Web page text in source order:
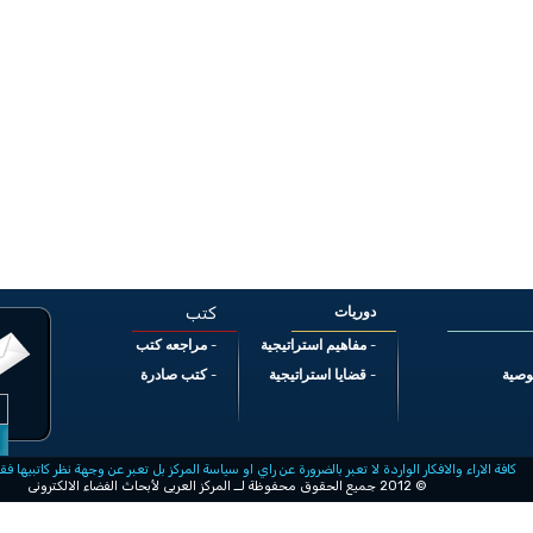
دوريات
- مفاهيم استراتيجية
- قضايا استراتيجية
كتب
- مراجعه كتب
-كتب صادرة
كافة الاراء والافكار الواردة لا تعبر بالضرورة عن راي او سياسة المركز بل تعبر عن وجهة نظر كاتبيها
© 2012 جميع الحقوق محفوظة لــ المركز العربى لأبحاث الفضاء الالكترونى